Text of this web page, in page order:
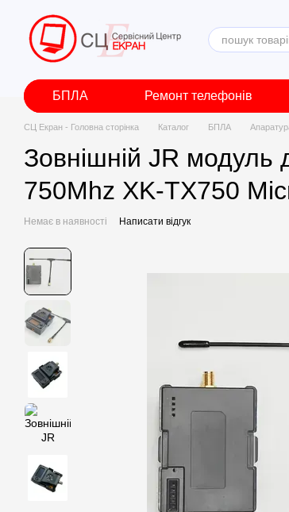
Перейти до основного контенту
БПЛА Ремонт телефонів
СЦ Екран - Головна сторінка Каталог БПЛА
Зовнішній JR модуль
750Mhz XK-TX750
Немає в наявності Написати відгук